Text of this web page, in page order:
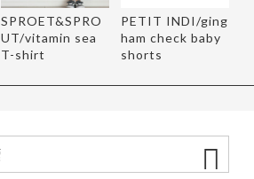
SPROET&SPRO
UT/vitamin sea
T-shirt
PETIT INDI/ging
ham check baby
shorts